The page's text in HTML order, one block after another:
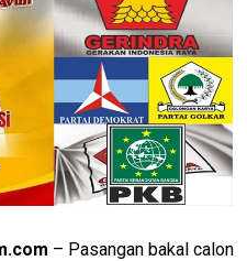
– Pasangan bakal calon